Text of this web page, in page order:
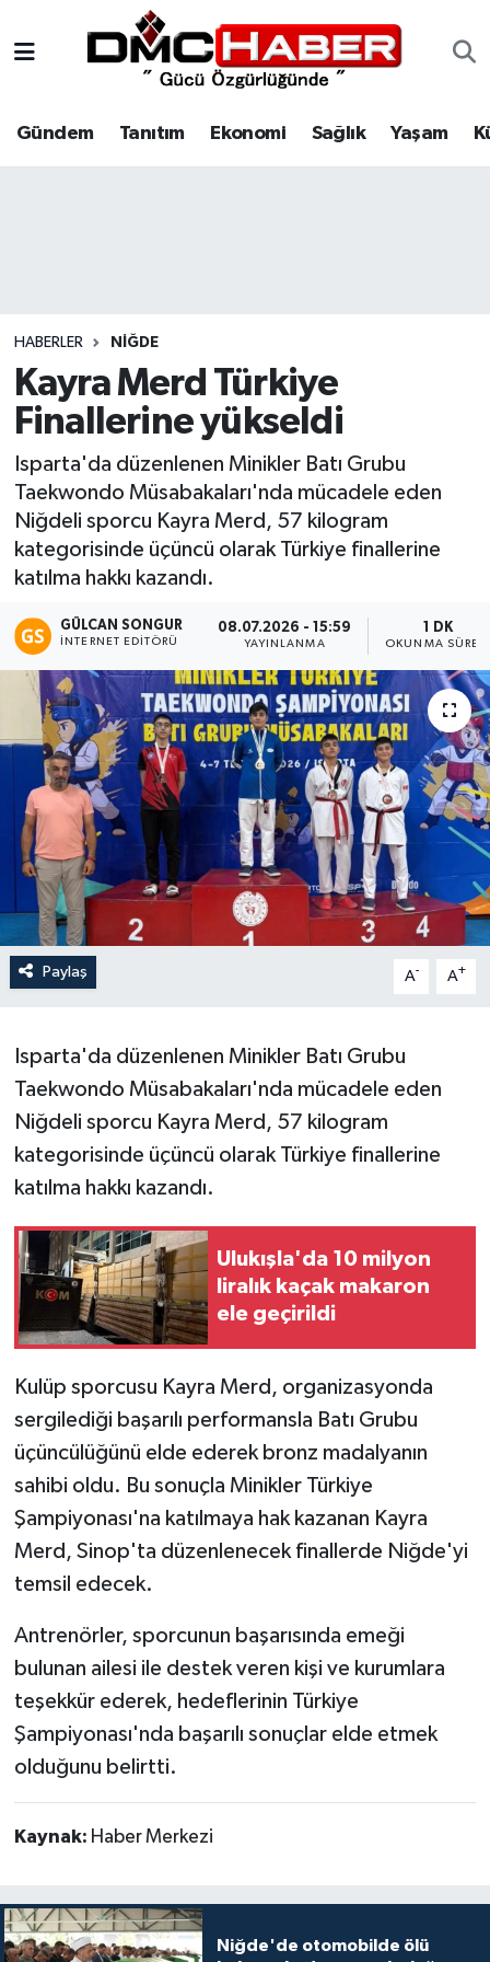
Gündem Tanıtım Ekonomi Sağlık Yaşam
HABERLER NIĞDE
Kayra Merd Türkiye
Finallerine yükseldi
Isparta'da düzenlenen Minikler Batı Grubu
Taekwondo Müsabakaları'nda mücadele eden
Niğdeli sporcu Kayra Merd, 57 kilogram
kategorisinde üçüncü olarak Türkiye finallerine
katılma hakkı kazandı.
GÜLCAN SONGUR
İNTERNET EDITÖRÜ
08.07.2026 - 15:59
YAYINLANMA
1 DK
OKUNMA
Paylaş A- A+
Isparta'da düzenlenen Minikler Batı Grubu
Taekwondo Müsabakaları'nda mücadele eden
Niğdeli sporcu Kayra Merd, 57 kilogram
kategorisinde üçüncü olarak Türkiye finallerine
katılma hakkı kazandı.
Ulukışla'da 10 milyon
liralık kaçak makaron
ele geçirildi
Kulüp sporcusu Kayra Merd, organizasyonda
sergilediği başarılı performansla Batı Grubu
üçüncülüğünü elde ederek bronz madalyanın
sahibi oldu. Bu sonuçla Minikler Türkiye
Şampiyonası'na katılmaya hak kazanan Kayra
Merd, Sinop'ta düzenlenecek finallerde Niğde'yi
temsil edecek.
Antrenörler, sporcunun başarısında emeği
bulunan ailesi ile destek veren kişi ve kurumlara
teşekkür ederek, hedeflerinin Türkiye
Şampiyonası'nda başarılı sonuçlar elde etmek
olduğunu belirtti.
Kaynak: Haber Merkezi
Niğde'de otomobilde ölü
Tanıtım
Spor
Siyaset
Eğitim
Teknoloji
Asayiş
Resmi İlan
Nöbetçi Eczaneler
Hava Durumu
Haber Arşivi